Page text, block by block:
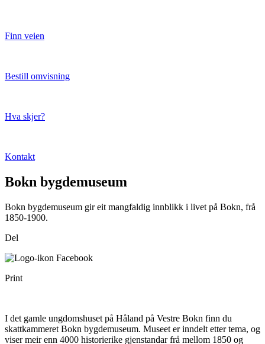
Finn veien
Bestill omvisning
Hva skjer?
Kontakt
Bokn bygdemuseum
Bokn bygdemuseum gir eit mangfaldig innblikk i livet på Bokn, frå
1850-1900.
Del
Print
I det gamle ungdomshuset på Håland på Vestre Bokn finn du
skattkammeret Bokn bygdemuseum. Museet er inndelt etter tema, og
viser meir enn 4000 historierike gjenstandar frå mellom 1850 og